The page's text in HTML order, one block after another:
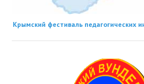
Крымский фестиваль педагогических